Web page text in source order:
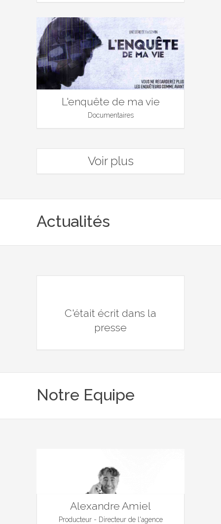
L'enquête de ma vie
Documentaires
Voir plus
Actualités
C'était écrit dans la
presse
Notre Equipe
Alexandre Amiel
Producteur - Directeur de l'agence